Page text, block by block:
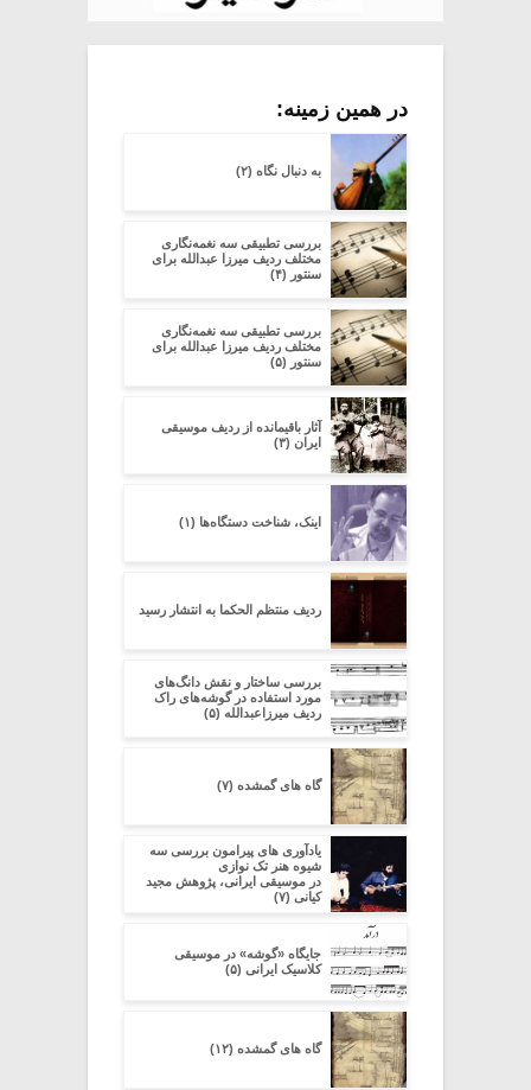
در همین زمینه:
به دنبال نگاه (۲)
بررسی تطبیقی سه نغمه‌نگاری
مختلف ردیف میرزا عبدالله برای
سنتور (۴)
بررسی تطبیقی سه نغمه‌نگاری
مختلف ردیف میرزا عبدالله برای
سنتور (۵)
آثار باقیمانده از ردیف موسیقی
ایران (۳)
اینک، شناخت دستگاه‌ها (۱)
ردیف منتظم الحکما به انتشار رسید
بررسی ساختار و نقش دانگ‌های
مورد استفاده در گوشه‌های راک
ردیف میرزاعبدالله (۵)
گاه های گمشده (۷)
یادآوری های پیرامون بررسی سه
شیوه هنر تک نوازی
در موسیقی ایرانی، پژوهش مجید
کیانی (۷)
جایگاه «گوشه» در موسیقی
کلاسیک ایرانی (۵)
گاه های گمشده (۱۲)